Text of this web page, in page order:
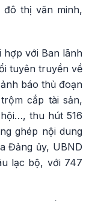
đô thị văn minh,
hợp với Ban lãnh
tuyên truyền về
báo thủ đoạn
cắp tài sản,
thu hút 516
ghép nội dung
Đảng ủy, UBND
lạc bộ, với 747